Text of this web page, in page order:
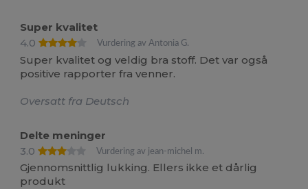
Super kvalitet
4.0
Vurdering av Antonia G.
Super kvalitet og veldig bra stoff. Det var også
positive rapporter fra venner.
Oversatt fra Deutsch
Delte meninger
3.0
Vurdering av jean-michel m.
Gjennomsnittlig lukking. Ellers ikke et dårlig
produkt